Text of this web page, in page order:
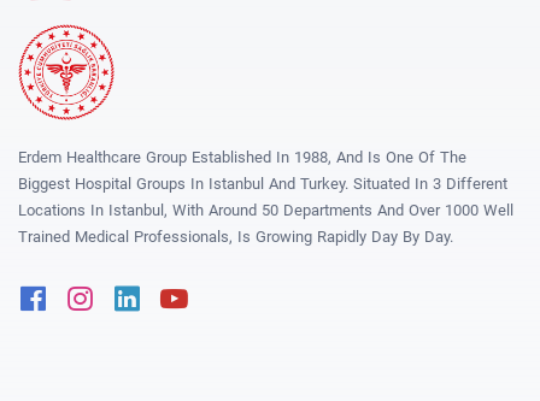
Erdem Healthcare Group Established In 1988, And Is One Of The
Biggest Hospital Groups In Istanbul And Turkey. Situated In 3 Different
Locations In Istanbul, With Around 50 Departments And Over 1000 Well
Trained Medical Professionals, Is Growing Rapidly Day By Day.
FacebookInstagram
Linkedin